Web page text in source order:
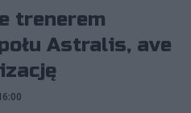
trenerem
Astralis, ave